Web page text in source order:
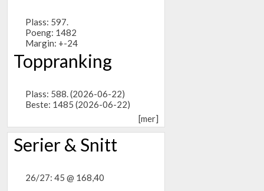
Plass: 597.
Poeng: 1482
Margin: +-24
Toppranking
Plass: 588. (2026-06-22)
Beste: 1485 (2026-06-22)
[mer]
Serier & Snitt
26/27: 45 @ 168,40